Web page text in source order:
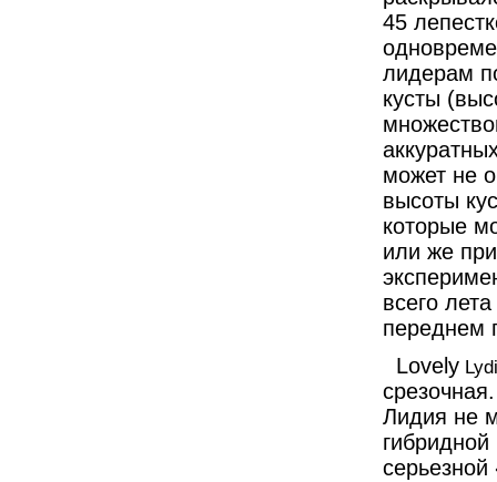
45
лидерам
кусты
может не
высоты
которые
или же
всего
переднем
Lovely
Лидия не